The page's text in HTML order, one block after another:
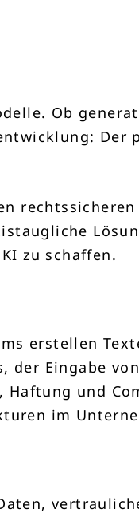
Ob
zu schaffen.
erstellen
der Eingabe
, Haftung und
im